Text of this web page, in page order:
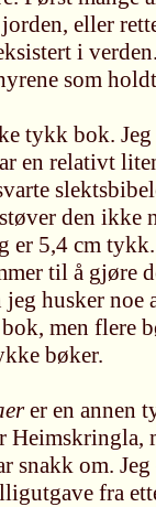
eller
i
som
tykk bok.
en relativt
den ikke
er 5,4 cm
til å gjøre
husker
men flere
bøker.
er en annen
Heimskringla,
snakk om.
fra